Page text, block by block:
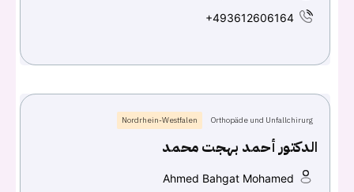
+493612606164
Orthopäde und Unfallchirurg
Nordrhein-Westfalen
الدكتور أحمد بهجت محمد
Ahmed Bahgat Mohamed